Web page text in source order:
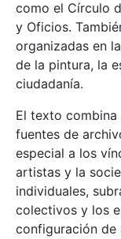
como el Círculo
y Oficios.
organizadas en
de la pintura, la
ciudadanía.
El texto
fuentes de
especial a los
artistas y la
individuales,
colectivos y los
configuración